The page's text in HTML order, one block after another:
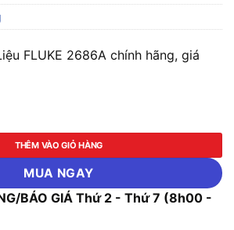
FLUKE 2686A chính hãng, giá
FLUKE 2686A số lượng
THÊM VÀO GIỎ HÀNG
MUA NGAY
BÁO GIÁ Thứ 2 - Thứ 7 (8h00 -